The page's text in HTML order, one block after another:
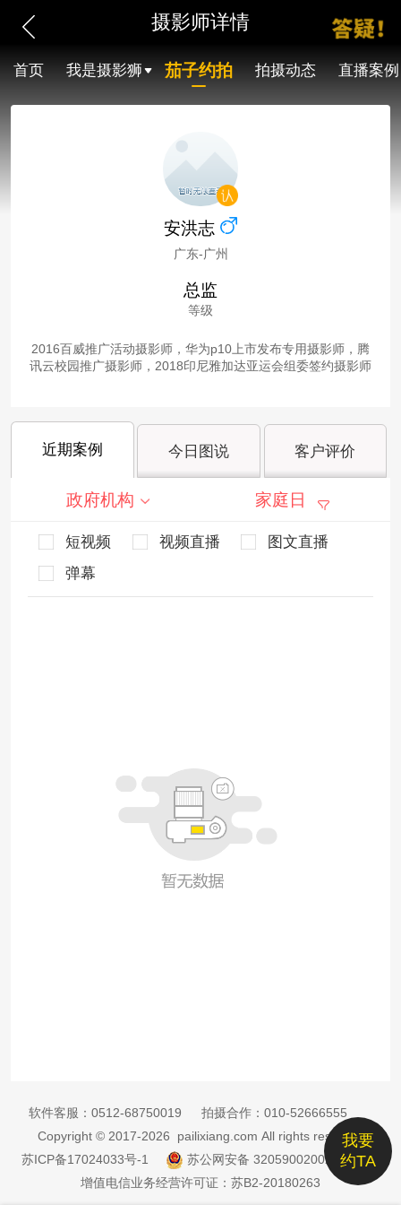
摄影师详情
首页 我是摄影狮 茄子约拍 拍摄动态 直播案例
安洪志
广东-广州
总监
等级
2016百威推广活动摄影师，华为p10上市发布专用摄影师，腾
讯云校园推广摄影师，2018印尼雅加达亚运会组委签约摄影师
近期案例 今日图说 客户评价
政府机构 家庭日
短视频 视频直播
图文直播
弹幕
我要
约TA
软件客服： 0512-68750019 拍摄合作： 010-52666555
Copyright © 2017-2026 pailixiang.com All rights reserved
苏ICP备17024033号-1
苏公网安备 32059002002885号
增值电信业务经营许可证：苏B2-20180263